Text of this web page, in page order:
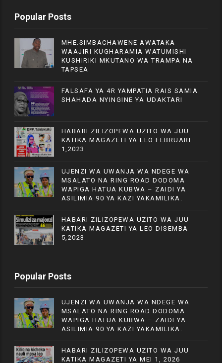
Popular Posts
MHE.SIMBACHAWENE AWATAKA
WAAJIRI KUGHARAMIA WATUMISHI
KUSHIRIKI MKUTANO WA TRAMPA NA
TAPSEA
FALSAFA YA 4R YAMPATIA RAIS SAMIA
SHAHADA NYINGINE YA UDAKTARI
HABARI ZILIZOPEWA UZITO WA JUU
KATIKA MAGAZETI YA LEO FEBRUARI
1,2023
UJENZI WA UWANJA WA NDEGE WA
MSALATO NA RING ROAD DODOMA
WAPIGA HATUA KUBWA – ZAIDI YA
ASILIMIA 90 YA KAZI YAKAMILIKA.
HABARI ZILIZOPEWA UZITO WA JUU
KATIKA MAGAZETI YA LEO DISEMBA
5,2023
Popular Posts
UJENZI WA UWANJA WA NDEGE WA
MSALATO NA RING ROAD DODOMA
WAPIGA HATUA KUBWA – ZAIDI YA
ASILIMIA 90 YA KAZI YAKAMILIKA.
HABARI ZILIZOPEWA UZITO WA JUU
KATIKA MAGAZETI YA MEI 1, 2026